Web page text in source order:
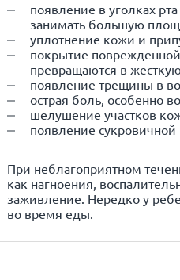
появление в уголках
занимать большую
уплотнение кожи и
покрытие
превращаются в
появление трещины в
острая боль, особенно
шелушение участков
появление
При неблагоприятном
как нагноения,
заживление. Нередко у
во время еды.